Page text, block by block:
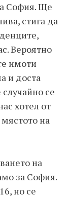
София. Ще
стига да
Вероятно
имоти
и доста
случайно се
хотел от
мястото на
на
за София.
но се